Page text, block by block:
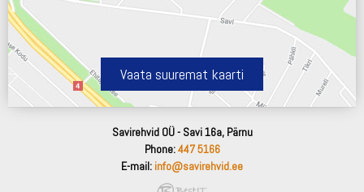
Vaata suuremat kaarti
Savirehvid OÜ - Savi 16a, Pärnu
Phone:447 5166
E-mail: info@savirehvid.ee